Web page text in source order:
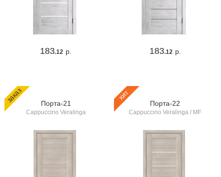
183.12 р. 183.12 р.
заказ Порта-21
Cappuccino Veralinga
хит
Порта-22
Cappuccino Veralinga / MF